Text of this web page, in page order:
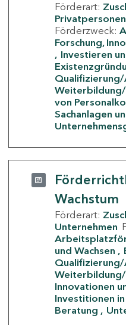
Förderart:
Privatpersonen
Förderzweck:
Forschung,
Investieren
Qualifizierung/
Weiterbildung/
von
Sachanlagen
Wachstum
Förderart:
Unternehmen
und Wachsen
Qualifizierung/
Weiterbildung/
Innovationen
Investitionen
Beratung